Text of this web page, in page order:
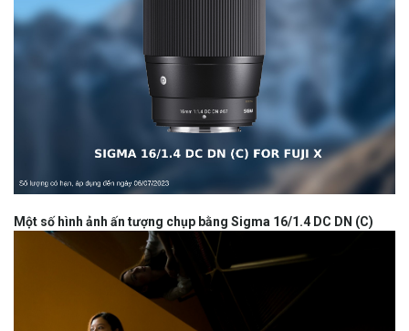
Một số hình ảnh ấn tượng chụp bằng Sigma 16/1.4 DC DN (C)